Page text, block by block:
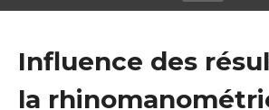
Influence des
la